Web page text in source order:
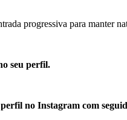
progressiva para manter
seu perfil.
perfil no Instagram com